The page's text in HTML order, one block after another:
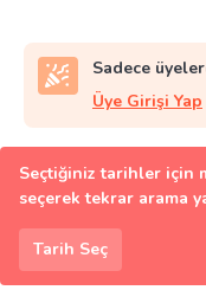
Sadece
Üye Girişi Yap
Seçtiğiniz tarihler için
seçerek tekrar arama
Tarih Seç